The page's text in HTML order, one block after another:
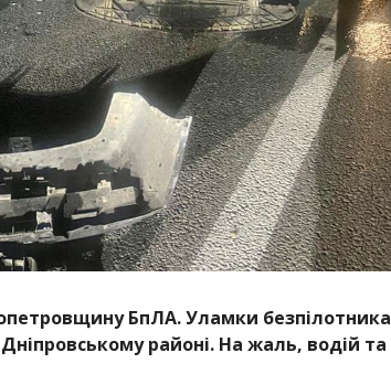
БпЛА. Уламки безпілотника
районі. На жаль, водій та